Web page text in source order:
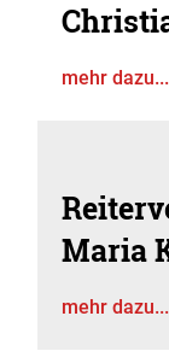
mehr dazu...
Maria
mehr dazu...